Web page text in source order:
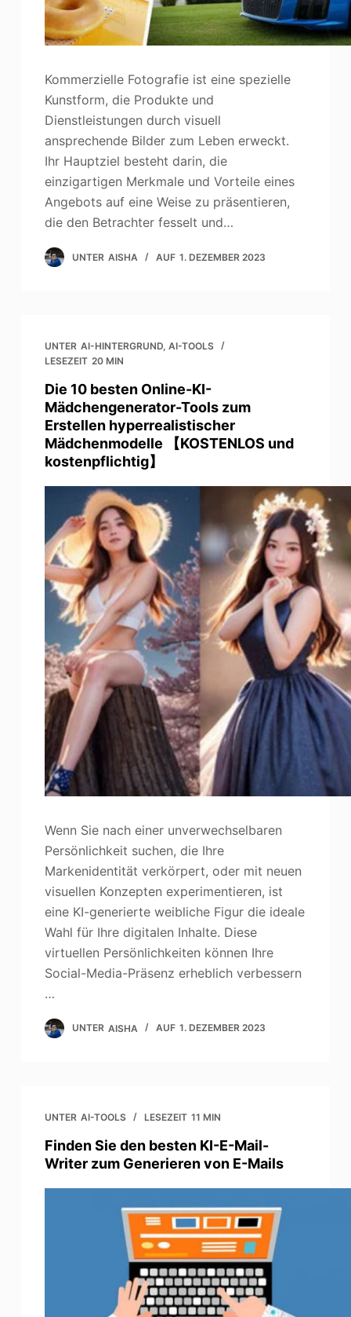
Kommerzielle Fotografie ist eine spezielle
Kunstform, die Produkte und
Dienstleistungen durch visuell
ansprechende Bilder zum Leben erweckt.
Ihr Hauptziel besteht darin, die
einzigartigen Merkmale und Vorteile eines
Angebots auf eine Weise zu präsentieren,
die den Betrachter fesselt und…
UNTER AISHA AUF 1. DEZEMBER 2023
UNTER AI-HINTERGRUND, AI-TOOLS
LESEZEIT 20 MIN
Die 10 besten Online-KI-
Mädchengenerator-Tools zum
Erstellen hyperrealistischer
Mädchenmodelle 【KOSTENLOS und
kostenpflichtig】
Wenn Sie nach einer unverwechselbaren
Persönlichkeit suchen, die Ihre
Markenidentität verkörpert, oder mit neuen
visuellen Konzepten experimentieren, ist
eine KI-generierte weibliche Figur die ideale
Wahl für Ihre digitalen Inhalte. Diese
virtuellen Persönlichkeiten können Ihre
Social-Media-Präsenz erheblich verbessern
…
UNTER AISHA AUF 1. DEZEMBER 2023
UNTER AI-TOOLS LESEZEIT 11 MIN
Finden Sie den besten KI-E-Mail-
Writer zum Generieren von E-Mails